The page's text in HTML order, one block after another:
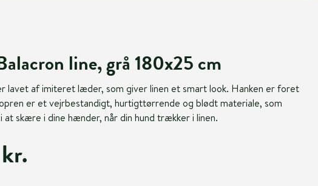
line, grå 180x25 cm
lavet af imiteret læder, som giver linen et smart look. Hanken er foret
er et vejrbestandigt, hurtigttørrende og blødt materiale, som
at skære i dine hænder, når din hund trækker i linen.